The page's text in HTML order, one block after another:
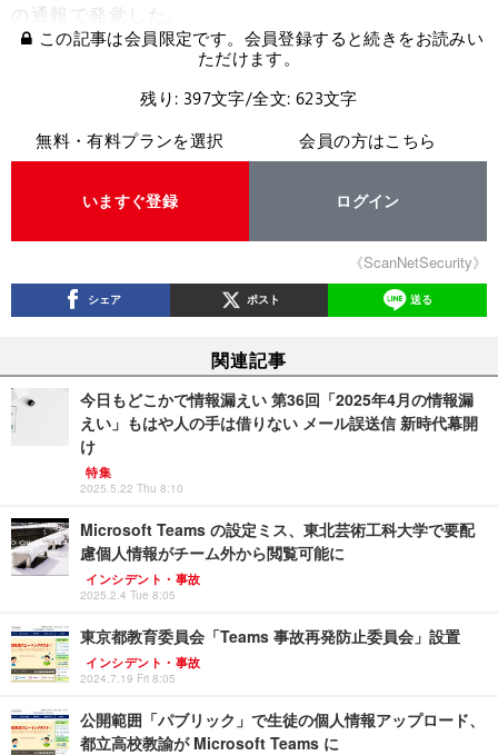
の通報で発覚した。
この記事は会員限定です。会員登録すると続きをお読みい
ただけます。
残り: 397文字/全文: 623文字
無料・有料プランを選択
いますぐ登録
会員の方はこちら
ログイン
《ScanNetSecurity》
シェア ポスト 送る
関連記事
今日もどこかで情報漏えい 第36回「2025年4月の情報漏
えい」もはや人の手は借りない メール誤送信 新時代幕開
け
特集
2025.5.22 Thu 8:10
Microsoft Teams の設定ミス、東北芸術工科大学で要配
慮個人情報がチーム外から閲覧可能に
インシデント・事故
2025.2.4 Tue 8:05
東京都教育委員会「Teams 事故再発防止委員会」設置
インシデント・事故
2024.7.19 Fri 8:05
公開範囲「パブリック」で生徒の個人情報アップロード、
都立高校教諭が Microsoft Teams に